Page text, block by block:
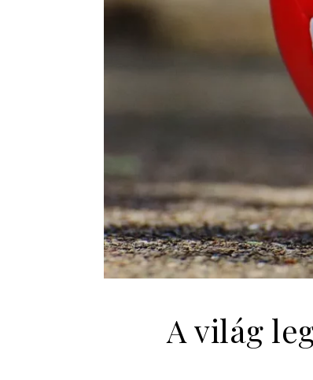
A világ